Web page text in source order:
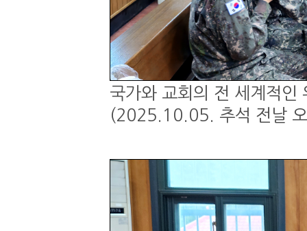
국가와 교회의 전 세계적인
(2025.10.05. 추석 전날